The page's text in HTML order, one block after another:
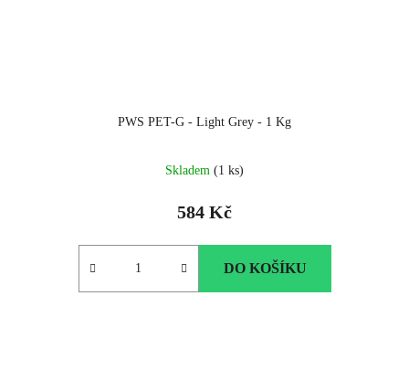
PWS PET-G - Light Grey - 1 Kg
Skladem (1 ks)
584 Kč
DO KOŠÍKU